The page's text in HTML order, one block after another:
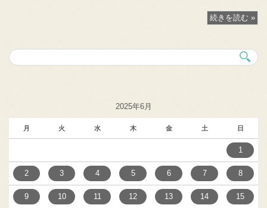
続きを読む »
2025年6月
月 火 水 木 金 土 日
1
2 3 4 5 6 7 8
9 10 11 12 13 14 15